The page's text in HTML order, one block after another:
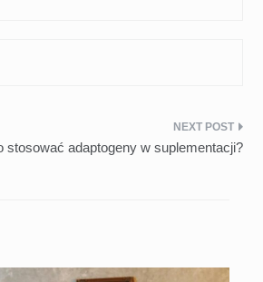
stosować adaptogeny w suplementacji?